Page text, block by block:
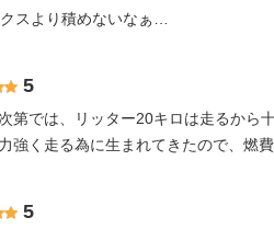
スより積めないなぁ…
5
第では、リッター20キロは走るから
強く走る為に生まれてきたので、燃
5